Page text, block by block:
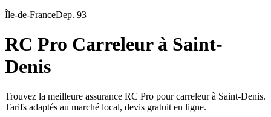
Île-de-FranceDep. 93
RC Pro Carreleurà Saint-
Denis
Trouvez la meilleure assurance RC Pro pourcarreleurà Saint-Denis.
Tarifs adaptés au marché local, devis gratuit en ligne.